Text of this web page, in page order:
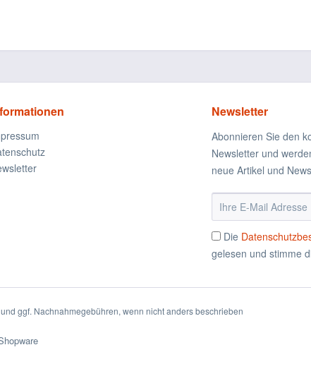
Newsletter
Abonnieren Sie den
Newsletter und
neue Artikel und
Die
gelesen und stimme
und ggf. Nachnahmegebühren, wenn nicht anders beschrieben